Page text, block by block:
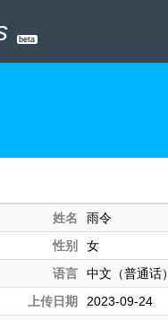
beta
姓名
雨令
性别
女
语言
中文（普通话）
上传日期
2023-09-24